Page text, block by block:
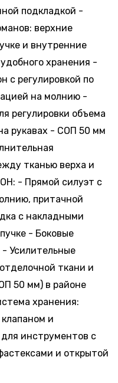
подкладкой -
верхние
и внутренние
хранения -
с регулировкой по
на молнию -
регулировки объема
рукавах - СОП 50 мм
тканью верха и
- Прямой силуэт с
притачной
с накладными
- Боковые
Усилительные
ткани и
50 мм) в районе
хранения:
и
инструментов с
и открытой